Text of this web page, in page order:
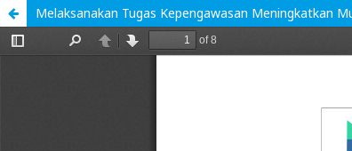
Melaksanakan Tugas Kepengawasan Meningkatkan